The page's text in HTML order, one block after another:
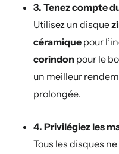
3. Tenez compte
Utilisez un disque
céramique pour
corindon pour le
un meilleur
prolongée.
4. Privilégiez les
Tous les disques